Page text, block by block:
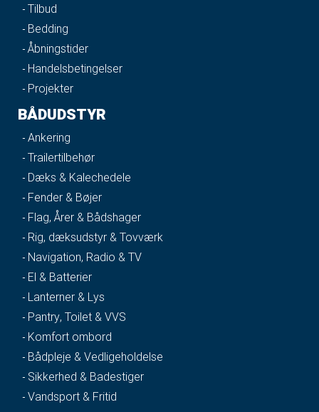
Tilbud
Bedding
Åbningstider
Handelsbetingelser
Projekter
BÅDUDSTYR
Ankering
Trailertilbehør
Dæks & Kalechedele
Fender & Bøjer
Flag, Årer & Bådshager
Rig, dæksudstyr & Tovværk
Navigation, Radio & TV
El & Batterier
Lanterner & Lys
Pantry, Toilet & VVS
Komfort ombord
Bådpleje & Vedligeholdelse
Sikkerhed & Badestiger
Vandsport & Fritid